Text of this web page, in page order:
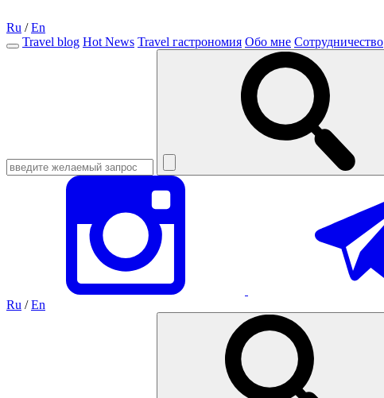
Ru /En
Travel blog Hot News Travel гастрономия Обо мне Сотрудничество
Ru /En